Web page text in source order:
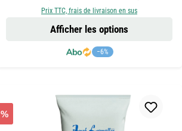
Prix TTC, frais de livraison en sus
−6%
Afficher les options
%